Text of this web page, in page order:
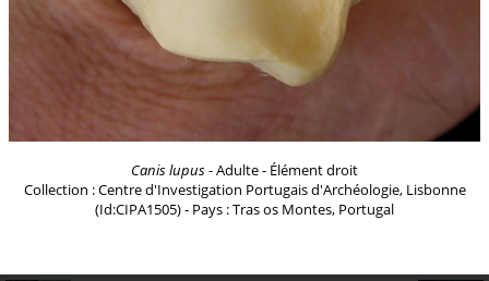
Canis lupus- Adulte - Élément droit
Collection : Centre d'Investigation Portugais d'Archéologie, Lisbonne
(Id:CIPA1505) - Pays : Tras os Montes, Portugal